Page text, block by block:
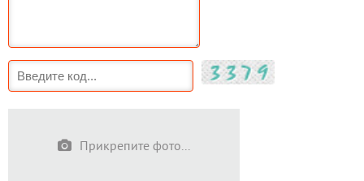
Прикрепите фото...